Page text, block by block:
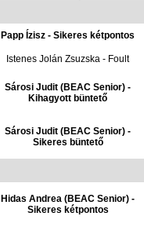
Papp Ízisz - Sikeres kétpontos
Istenes Jolán Zsuzska - Foult
Sárosi Judit (BEAC Senior) -
Kihagyott büntető
Sárosi Judit (BEAC Senior) -
Sikeres büntető
Hidas Andrea (BEAC Senior) -
Sikeres kétpontos